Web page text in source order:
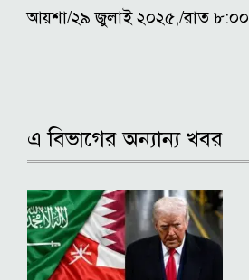
আয়শা/২৯ জুলাই ২০২৫,/রাত ৮:০০
এ বিভাগের অন্যান্য খবর